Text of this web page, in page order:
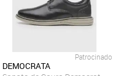
Patrocinado
DEMOCRATA